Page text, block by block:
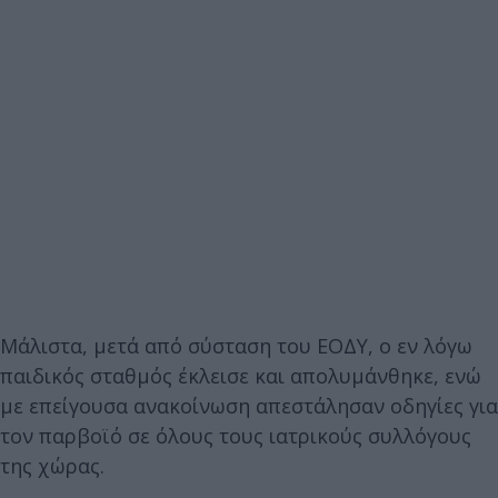
Μάλιστα, μετά από σύσταση του ΕΟΔΥ, ο εν λόγω
παιδικός σταθμός έκλεισε και απολυμάνθηκε, ενώ
με επείγουσα ανακοίνωση απεστάλησαν οδηγίες για
τον παρβοϊό σε όλους τους ιατρικούς συλλόγους
της χώρας.